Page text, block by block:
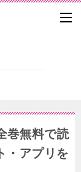
巻無料で読
・アプリを